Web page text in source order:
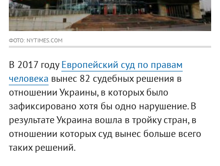
ФОТО: NYTIMES.COM
В 2017 годуЕвропейский суд по правам
человека вынес 82 судебных решения в
отношении Украины, в которых было
зафиксировано хотя бы одно нарушение. В
результате Украина вошла в тройку стран, в
отношении которых суд вынес больше всего
таких решений.